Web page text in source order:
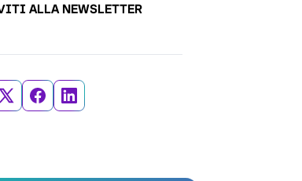
ALLA NEWSLETTER